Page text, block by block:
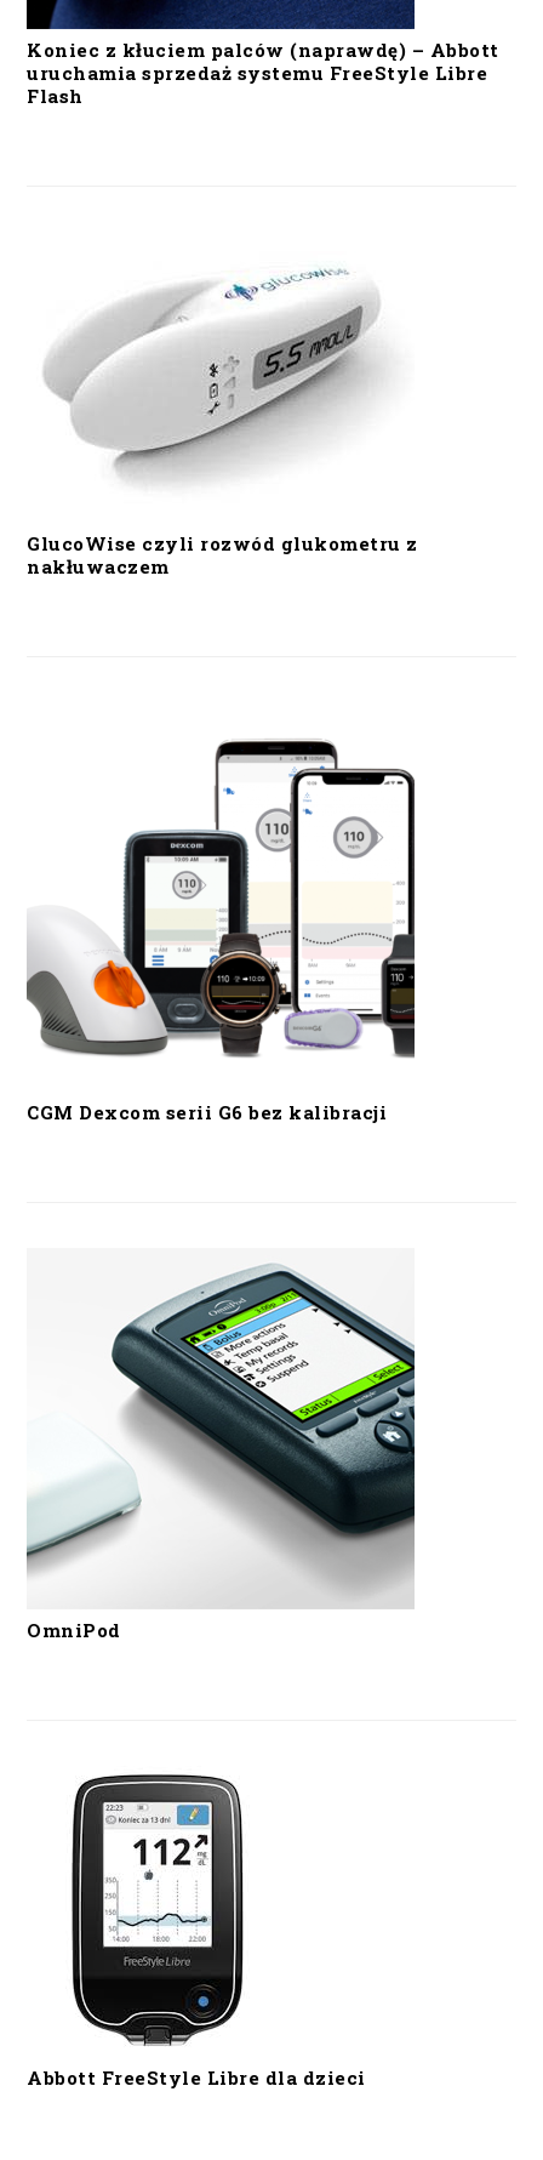
Koniec z kłuciem palców (naprawdę) – Abbott
uruchamia sprzedaż systemu FreeStyle Libre
Flash
GlucoWise czyli rozwód glukometru z
nakłuwaczem
CGM Dexcom serii G6 bez kalibracji
OmniPod
Abbott FreeStyle Libre dla dzieci